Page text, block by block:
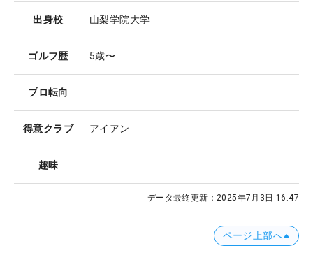
出身校 山梨学院大学
ゴルフ歴 5歳〜
プロ転向
得意クラブ アイアン
趣味
データ最終更新： 2025年7月3日 16:47
ページ上部へ